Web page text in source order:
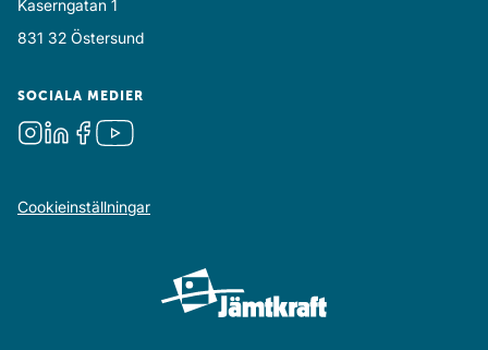
Kaserngatan 1
831 32 Östersund
SOCIALA MEDIER
Cookieinställningar